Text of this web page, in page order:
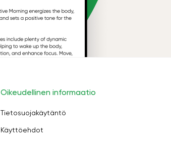
Oikeudellinen informaatio
Tietosuojakäytäntö
Käyttöehdot